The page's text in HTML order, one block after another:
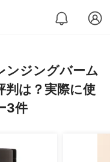
ンジングバーム
判は？実際に使
3件